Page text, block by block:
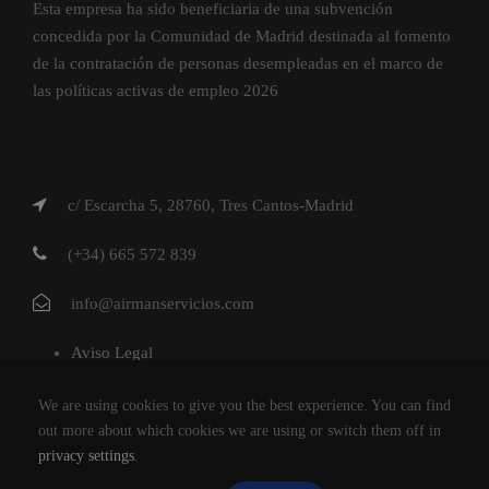
Esta empresa ha sido beneficiaria de una subvención
concedida por la Comunidad de Madrid destinada al fomento
de la contratación de personas desempleadas en el marco de
las políticas activas de empleo 2026
c/ Escarcha 5, 28760, Tres Cantos-Madrid
(+34) 665 572 839
info@airmanservicios.com
Aviso Legal
Política de Cookies
We are using cookies to give you the best experience. You can find
out more about which cookies we are using or switch them off in
privacy settings.